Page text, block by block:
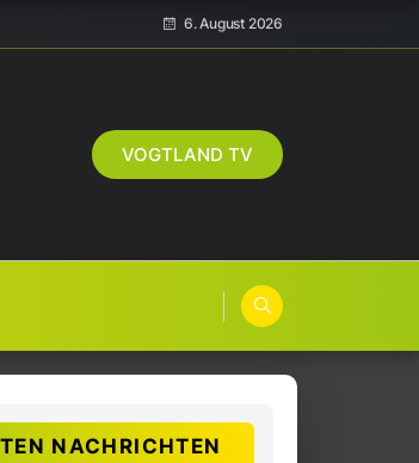
6. August 2026
VOGTLAND TV
NACHRICHTEN